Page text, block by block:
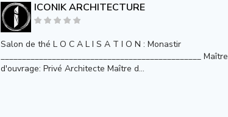
ICONIK ARCHITECTURE
Salon de thé L O C A L I S A T I O N : Monastir
_______________________________________________ Maître
d'ouvrage: Privé Architecte Maître d...